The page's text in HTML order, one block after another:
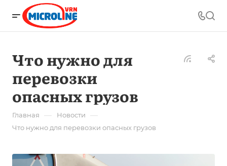
Что нужно для
перевозки
опасных грузов
Главная — Новости —
Что нужно для перевозки опасных грузов